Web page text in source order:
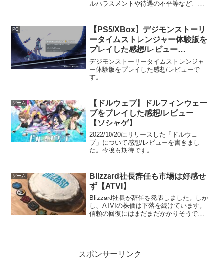
ルハラスメントや待遇の不平等など、不
PC
【PS5/XBox】デジモンストーリ
ータイムストレンジャー体験版を
プレイした感想/レビュー
【Steam】
デジモンストーリータイムストレンジャ
ー体験版をプレイした感想/レビューで
す。
ゲーム
【ドルウェブ】ドルフィンウェー
ブをプレイした感想/レビュー
【ソシャゲ】
2022/10/20にリリースした「ドルウェ
ブ」について感想/レビューを書きまし
た。今後も期待です。
ゲーム
Blizzard社長辞任も市場は好感せ
ず【ATVI】
Blizzard社長が辞任を発表しました。しか
し、ATVIの株価は下落を続けています。
信頼の回復にはまだまだかかりそうで
スポンサーリンク